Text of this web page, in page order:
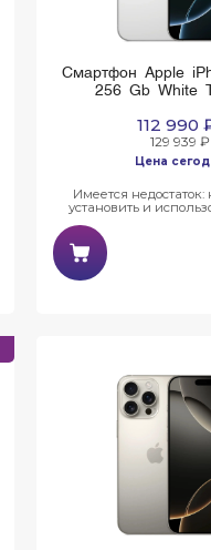
Смартфон Apple
256 Gb White
112 990
129 939 ₽
Цена
Имеется
установить и